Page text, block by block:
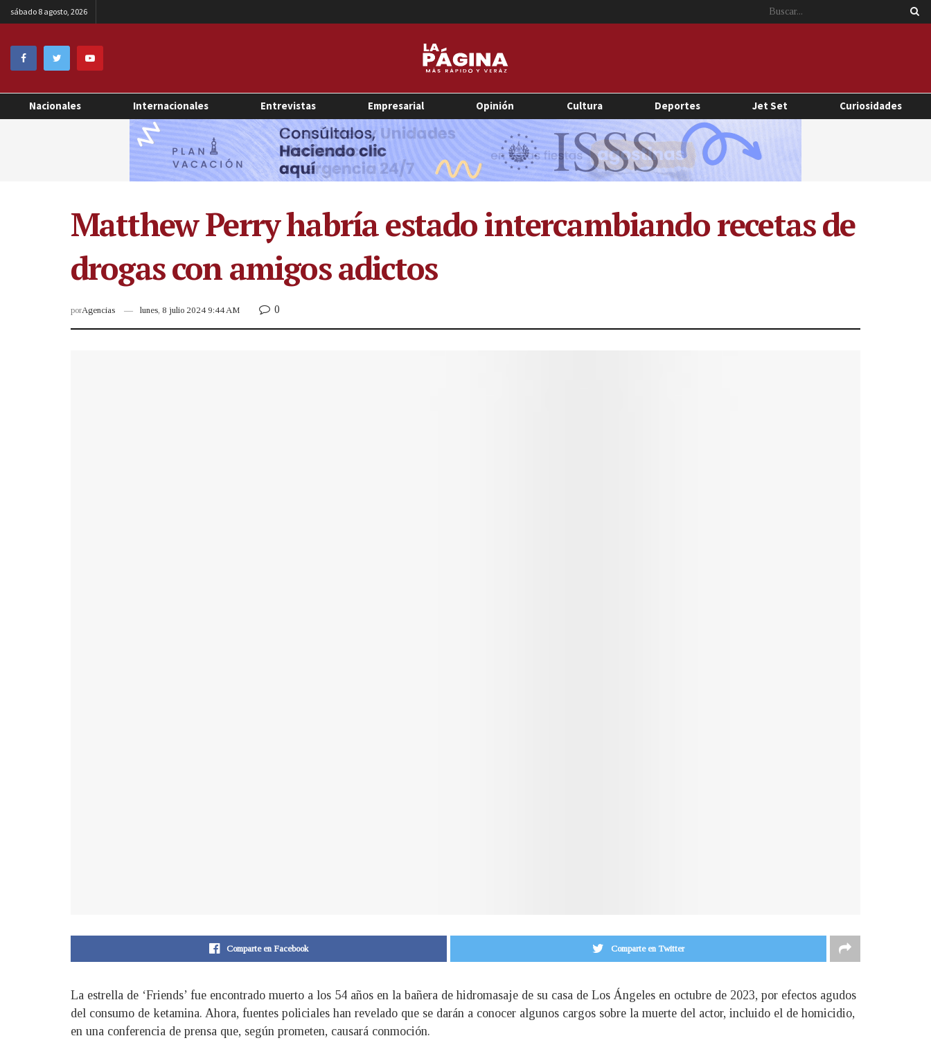
sábado 8 agosto, 2026
Nacionales Internacionales Entrevistas Empresarial Opinión Cultura Deportes Jet Set Curiosidades
Matthew Perry habría estado intercambiando recetas de
drogas con amigos adictos
porAgencias lunes, 8 julio 2024 9:44 AM 0
Comparte en Facebook Comparte en Twitter
La estrella de ‘Friends’ fue encontrado muerto a los 54 años en la bañera de hidromasaje de su casa de Los Ángeles en octubre de 2023, por efectos agudos
del consumo de ketamina. Ahora, fuentes policiales han revelado que se darán a conocer algunos cargos sobre la muerte del actor, incluido el de homicidio,
en una conferencia de prensa que, según prometen, causará conmoción.